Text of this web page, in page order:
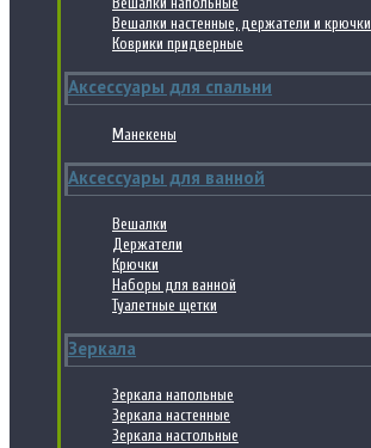
Вешалки настенные, держатели и крючки
Коврики придверные
Аксессуары для спальни
Манекены
Аксессуары для ванной
Вешалки
Держатели
Крючки
Наборы для ванной
Туалетные щетки
Зеркала
Зеркала напольные
Зеркала настенные
Зеркала настольные